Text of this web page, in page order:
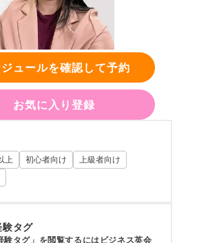
ュールを確認して予約
お気に入り登録
上 初心者向け
上級者向け
験タグ
験タグ」を閲覧するにはビジネス英会